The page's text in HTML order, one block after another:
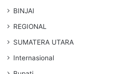
BINJAI
REGIONAL
SUMATERA UTARA
Internasional